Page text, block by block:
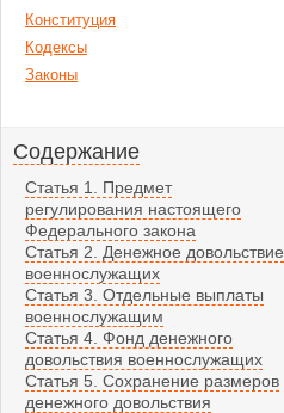
Конституция
Кодексы
Законы
Содержание
Статья 1. Предмет
регулирования настоящего
Федерального закона
Статья 2. Денежное довольствие
военнослужащих
Статья 3. Отдельные выплаты
военнослужащим
Статья 4. Фонд денежного
довольствия военнослужащих
Статья 5. Сохранение размеров
денежного довольствия